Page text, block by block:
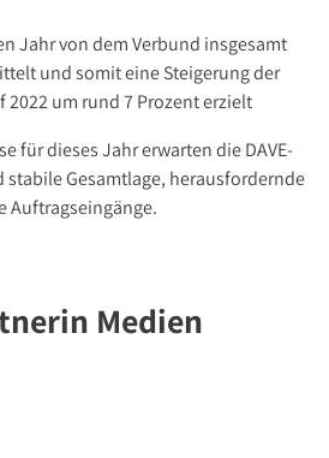
Jahr von dem Verbund insgesamt
und somit eine Steigerung der
2022 um rund 7 Prozent erzielt
für dieses Jahr erwarten die DAVE-
stabile Gesamtlage, herausfordernde
Auftragseingänge.
Medien